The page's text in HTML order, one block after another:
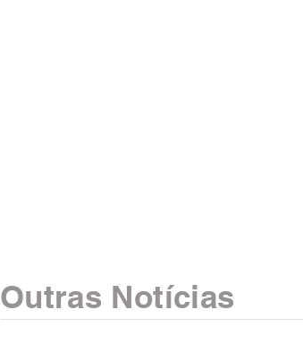
Outras Notícias